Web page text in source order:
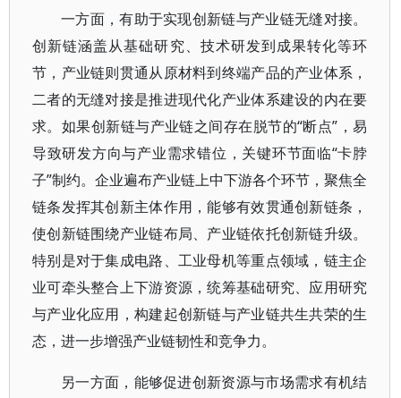
一方面，有助于实现创新链与产业链无缝对接。
创新链涵盖从基础研究、技术研发到成果转化等环
节，产业链则贯通从原材料到终端产品的产业体系，
二者的无缝对接是推进现代化产业体系建设的内在要
求。如果创新链与产业链之间存在脱节的“断点”，易
导致研发方向与产业需求错位，关键环节面临“卡脖
子”制约。企业遍布产业链上中下游各个环节，聚焦全
链条发挥其创新主体作用，能够有效贯通创新链条，
使创新链围绕产业链布局、产业链依托创新链升级。
特别是对于集成电路、工业母机等重点领域，链主企
业可牵头整合上下游资源，统筹基础研究、应用研究
与产业化应用，构建起创新链与产业链共生共荣的生
态，进一步增强产业链韧性和竞争力。
另一方面，能够促进创新资源与市场需求有机结